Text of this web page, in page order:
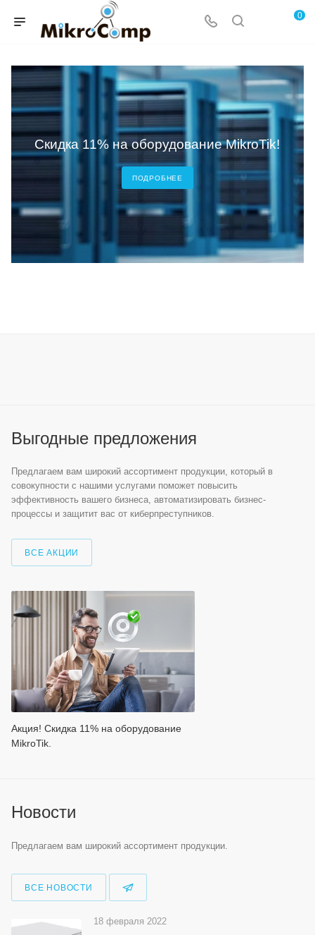
0
Скидка 11% на оборудование MikroTik!
ПОДРОБНЕЕ
Выгодные предложения
Предлагаем вам широкий ассортимент продукции, который в
совокупности с нашими услугами поможет повысить
эффективность вашего бизнеса, автоматизировать бизнес-
процессы и защитит вас от киберпреступников.
ВСЕ АКЦИИ
Акция! Скидка 11% на оборудование
MikroTik.
Новости
Предлагаем вам широкий ассортимент продукции.
ВСЕ НОВОСТИ
18 февраля 2022